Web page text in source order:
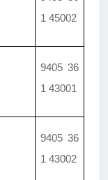
1 45002
9405 36
1 43001
9405 36
1 43002